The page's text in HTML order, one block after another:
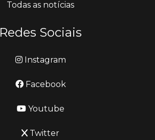
Todas as notícias
Redes Sociais
Instagram
Facebook
Youtube
Twitter